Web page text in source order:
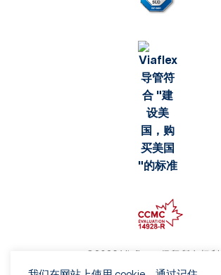
©2026 Viaflex。保留所有权利